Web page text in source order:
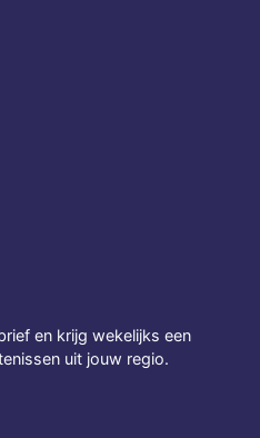
en krijg wekelijks een
uit jouw regio.